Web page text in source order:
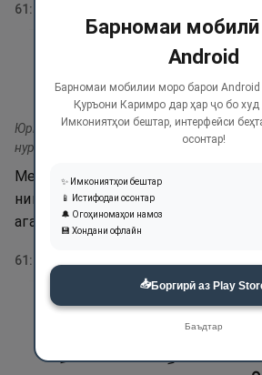
61:
نُورَ ٱللَّهِ بِأَفْوَٰهِهِمْ
ٱلْكَـٰفِرُونَ ۝٨
Юрӣдуна ли ютфиу нураллоҳи би
нуриҳӣ ва лав кариҳа-л-кафирун.
Мехоҳанд, ки нури Аллоҳро бо
нишонанд. Худованд
агарчи кофирон нохуш доранд.
61:
رَسُولَهُۥ بِٱلْهُدَىٰ وَدِينِ
Барномаи
Android
Барномаи мобилии моро барои Android
Қуръони Каримро дар ҳар ҷо бо
Имкониятҳои бештар, интерфейси
осонтар!
✨ Имкониятҳои бештар
📱 Истифодаи осонтар
🔔 Огоҳиномаҳои намоз
💾 Хондани офлайн
📥Боргирӣ аз Play
Баъдтар